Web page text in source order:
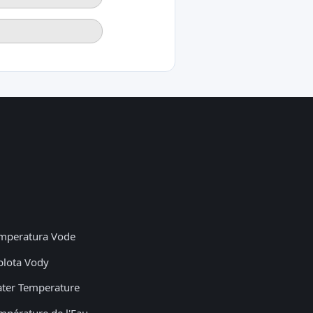
Vode
Vody
Temperature